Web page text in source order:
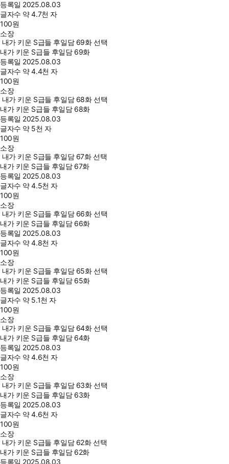
등록일 2025.08.03
글자수 약 4.7천 자
100원
소장
내가 키운 S급들 후일담 69화 선택
내가 키운 S급들 후일담 69화
등록일 2025.08.03
글자수 약 4.4천 자
100원
소장
내가 키운 S급들 후일담 68화 선택
내가 키운 S급들 후일담 68화
등록일 2025.08.03
글자수 약 5천 자
100원
소장
내가 키운 S급들 후일담 67화 선택
내가 키운 S급들 후일담 67화
등록일 2025.08.03
글자수 약 4.5천 자
100원
소장
내가 키운 S급들 후일담 66화 선택
내가 키운 S급들 후일담 66화
등록일 2025.08.03
글자수 약 4.8천 자
100원
소장
내가 키운 S급들 후일담 65화 선택
내가 키운 S급들 후일담 65화
등록일 2025.08.03
글자수 약 5.1천 자
100원
소장
내가 키운 S급들 후일담 64화 선택
내가 키운 S급들 후일담 64화
등록일 2025.08.03
글자수 약 4.6천 자
100원
소장
내가 키운 S급들 후일담 63화 선택
내가 키운 S급들 후일담 63화
등록일 2025.08.03
글자수 약 4.6천 자
100원
소장
내가 키운 S급들 후일담 62화 선택
내가 키운 S급들 후일담 62화
등록일 2025.08.03